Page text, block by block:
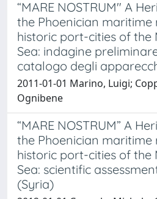
“MARE NOSTRUM" A
the Phoenician maritime
historic port-cities of the
Sea: indagine
catalogo degli
2011-01-01 Marino, Luigi;
Ognibene
“MARE NOSTRUM” A
the Phoenician maritime
historic port-cities of the
Sea: scientific
(Syria)